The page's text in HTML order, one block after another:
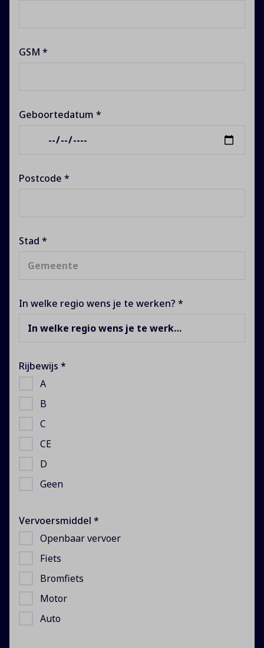
GSM *
Geboortedatum *
Postcode *
Stad *
In welke regio wens je te werken? *
In welke regio wens je te werken?
Rijbewijs *
A
B
C
CE
D
Geen
Vervoersmiddel *
Openbaar vervoer
Fiets
Bromfiets
Motor
Auto